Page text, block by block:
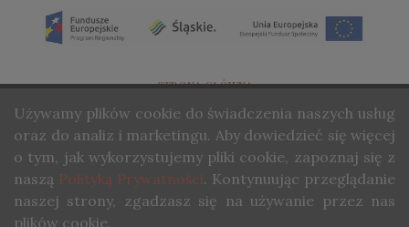
STRONA GŁÓWNA
O NAS
KONTAKT
COPYRIGHT ©STUDIO WINA. ALL RIGHTS RESERVED.
Używamy plików cookie do świadczenia naszych usług
oraz do analiz i marketingu. Aby dowiedzieć się więcej
o tym, jak wykorzystujemy pliki cookie, zapoznaj się z
naszą Polityką Prywatności. Kontynuując przeglądanie
naszej strony, zgadzasz się na używanie przez nas
plików cookie.